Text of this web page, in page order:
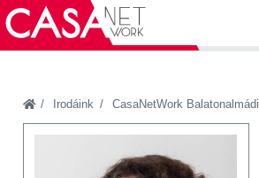
Irodáink CasaNetWork Balatonalmádi